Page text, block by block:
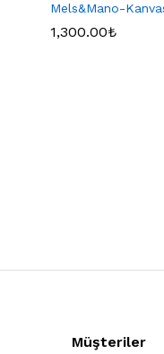
Mels&Mano-
1,300.00₺
Müşteriler